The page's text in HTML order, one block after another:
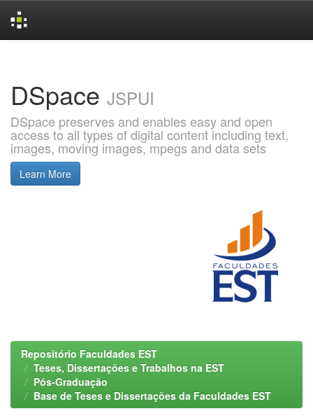
DSpace JSPUI
DSpace preserves and enables easy and open
access to all types of digital content including text,
images, moving images, mpegs and data sets
Learn More
Repositório Faculdades EST
Teses, Dissertações e Trabalhos na EST
Pós-Graduação
Base de Teses e Dissertações da Faculdades EST